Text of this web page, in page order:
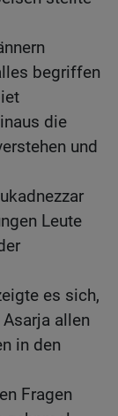
begriffen
die
und
Leute
es sich,
allen
in den
Fragen